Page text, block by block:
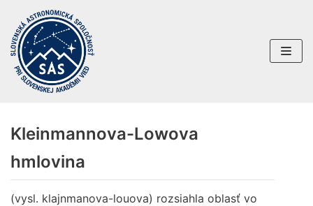
Preskočiť
na
obsah
Kleinmannova-Lowova
hmlovina
(vysl. klajnmanova-louova) rozsiahla oblasť vo